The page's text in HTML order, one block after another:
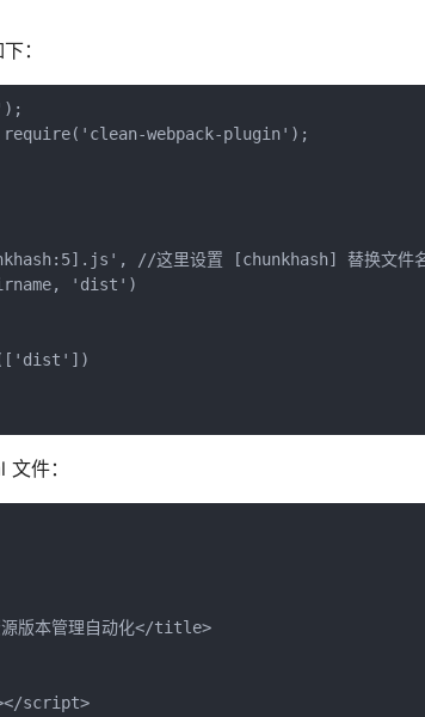
：
require('clean-webpack-plugin');
//这里设置 [chunkhash] 替换文件名
'dist')
件：
版本管理自动化</title>
script>